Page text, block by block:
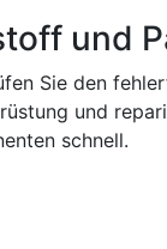
und
Sie den
und
schnell.